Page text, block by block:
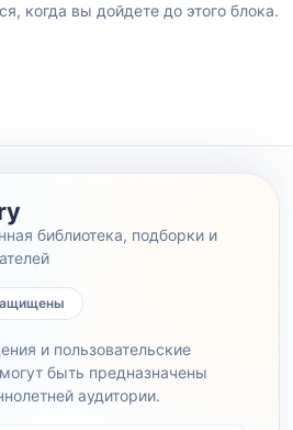
когда вы дойдете до этого блока.
библиотека, подборки и
и пользовательские
быть предназначены
аудитории.